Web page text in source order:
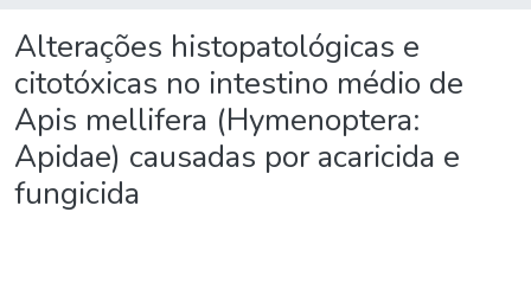
Alterações histopatológicas e
citotóxicas no intestino médio de
Apis mellifera (Hymenoptera:
Apidae) causadas por acaricida e
fungicida